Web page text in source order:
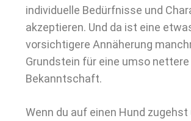
individuelle Bedürfnisse und
akzeptieren. Und da ist eine
vorsichtigere Annäherung
Grundstein für eine umso nettere
Bekanntschaft.
Wenn du auf einen Hund zugehst